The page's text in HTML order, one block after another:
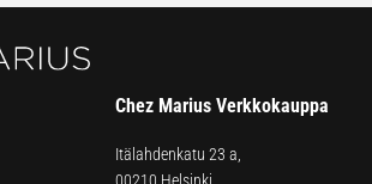
Chez Marius Verkkokauppa
Itälahdenkatu 23 a,